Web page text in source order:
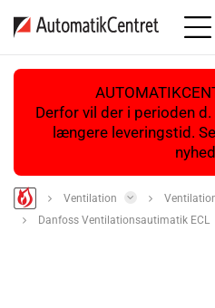
Derfor vil der i perioden
længere leveringstid.
Ventilation
Danfoss Ventilationsautimatik ECL